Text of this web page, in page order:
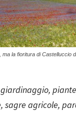
la fioritura di Castelluccio
sagre agricole,